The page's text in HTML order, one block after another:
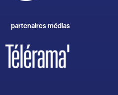
partenaires médias